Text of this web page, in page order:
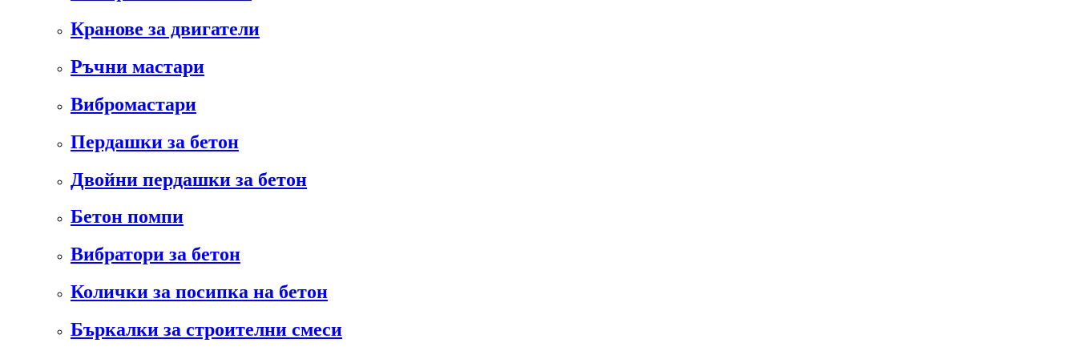
Кранове за двигатели
Ръчни мастари
Вибромастари
Пердашки за бетон
Двойни пердашки за бетон
Бетон помпи
Вибратори за бетон
Колички за посипка на бетон
Бъркалки за строителни смеси